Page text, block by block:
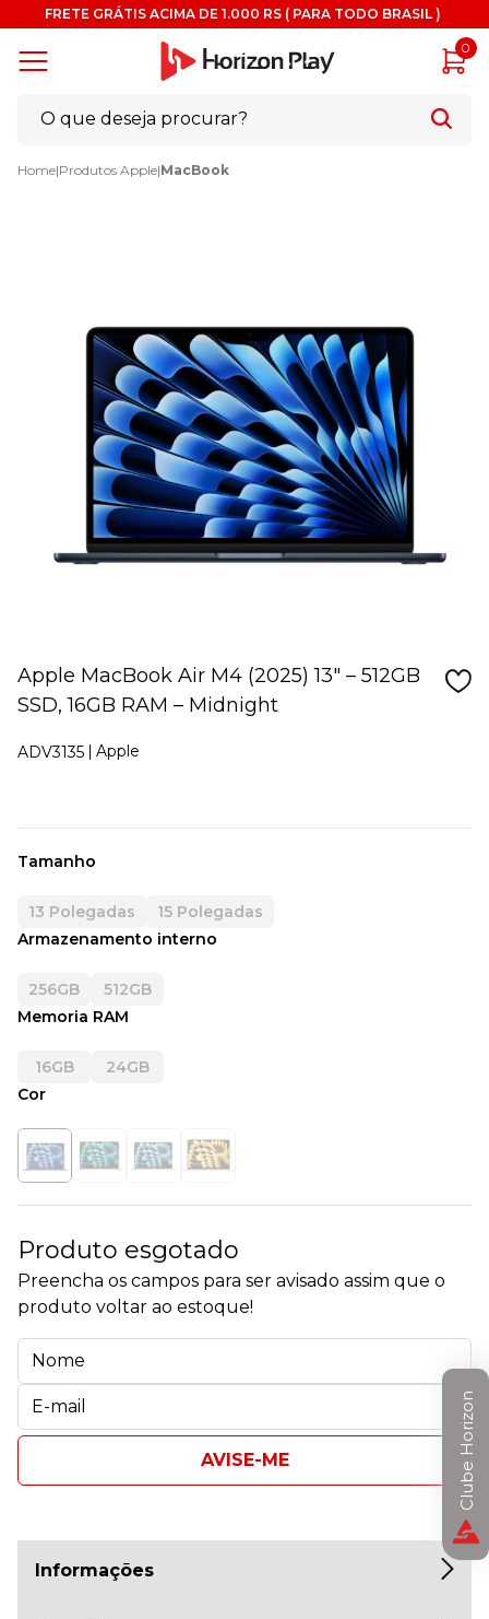
FRETE GRÁTIS ACIMA DE 1.000 RS ( PARA TODO BRASIL )
0
Home|Produtos Apple|MacBook
Apple MacBook Air M4 (2025) 13" – 512GB
SSD, 16GB RAM – Midnight
ADV3135 Apple
Tamanho
13 Polegadas
15 Polegadas
Armazenamento interno
256GB
512GB
Memoria RAM
16GB
24GB
Cor
Produto esgotado
Preencha os campos para ser avisado assim que o
produto voltar ao estoque!
AVISE-ME
Informações
Clube Horizon